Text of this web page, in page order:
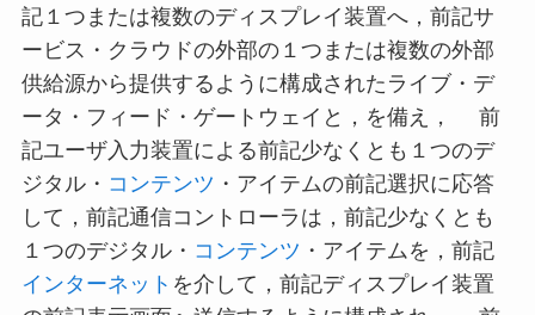
記１つまたは複数のディスプレイ装置へ，前記サ
ービス・クラウドの外部の１つまたは複数の外部
供給源から提供するように構成されたライブ・デ
ータ・フィード・ゲートウェイと，を備え， 前
記ユーザ入力装置による前記少なくとも１つのデ
ジタル・ コンテンツ ・アイテムの前記選択に応答
して，前記通信コントローラは，前記少なくとも
１つのデジタル・ コンテンツ ・アイテムを，前記
インターネット を介して，前記ディスプレイ装置